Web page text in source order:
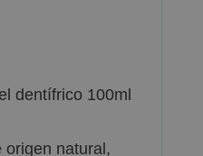
dentífrico 100ml
origen natural,